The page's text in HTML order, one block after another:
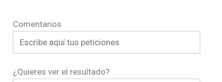
Comentarios
¿Quieres ver el resultado?